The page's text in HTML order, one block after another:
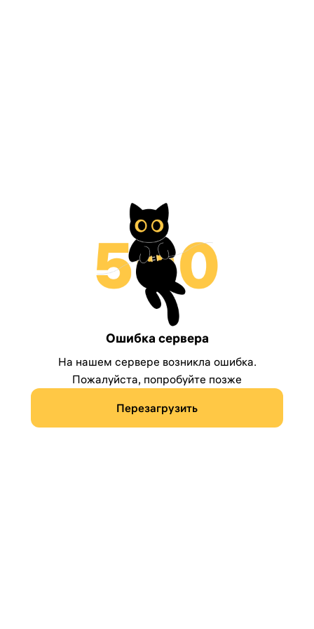
Ошибка сервера
На нашем сервере возникла ошибка.
Пожалуйста, попробуйте позже
Перезагрузить